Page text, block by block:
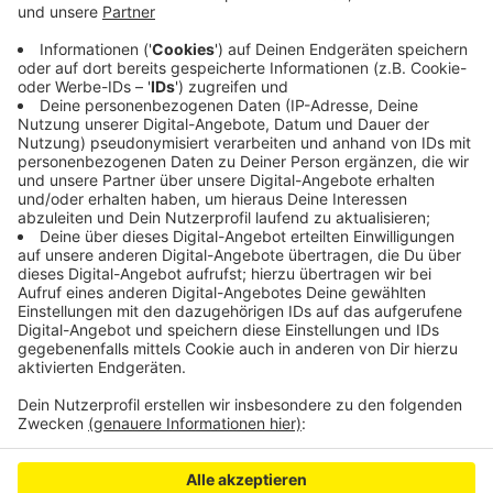
20 brandneue Songs warten auf euch. Der Sampler
feiert gleich mehrere Jubiläen: 200 Jahre "Kölner
Karneval", 50 Jahre "Höhner" und auch 75 Jahre 1.FC
Köln. Kölsch & Jot - Top Jeck 2023 kriegt ihr alsCD
und auch perDownload.
Anzeige
Anzeige